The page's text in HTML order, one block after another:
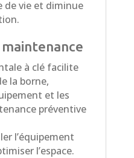
de vie et diminue
à clé facilite
la borne,
et les
préventive
l’équipement
l’espace.